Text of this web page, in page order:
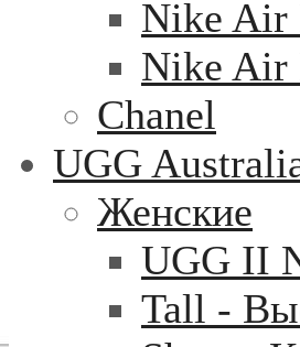
Nike Air
Nike Air
Chanel
UGG
Женские
UGG II
Tall -